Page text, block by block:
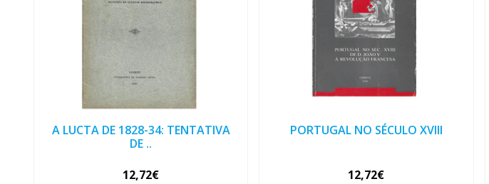
A LUCTA DE 1828-34: TENTATIVA
DE ..
12,72€
PORTUGAL NO SÉCULO XVIII
12,72€